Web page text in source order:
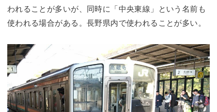
われることが多いが、同時に「中央東線」という名前も
使われる場合がある。長野県内で使われることが多い。